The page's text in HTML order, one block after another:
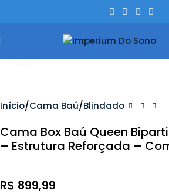
Início Cama Baú Blindado
Cama Box Baú Queen
– Estrutura Reforçada –
R$ 899,99